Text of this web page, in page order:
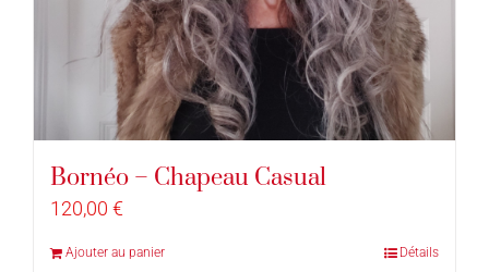
Bornéo – Chapeau Casual
120,00 €
Ajouter au panier Détails